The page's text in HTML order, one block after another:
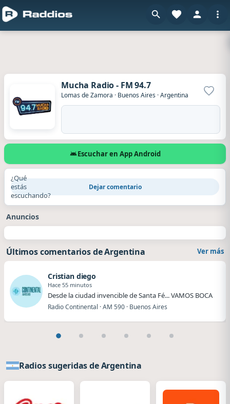
Mucha Radio - FM 94.7
Lomas de Zamora · Buenos Aires ·Argentina
Escuchar en App Android
¿Qué
estás
escuchando?
Dejar comentario
Anuncios
Últimos comentarios de Argentina Ver más
Cristian diego
Hace 55 minutos
Desde la ciudad invencible de Santa Fé... VAMOS BOCA
Radio Continental · AM 590 · Buenos Aires
Radios sugeridas de Argentina